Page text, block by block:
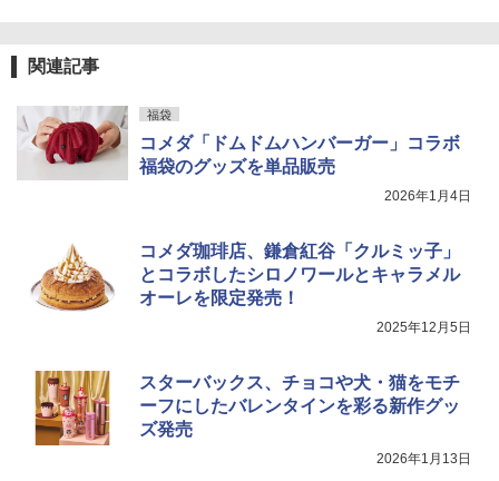
関連記事
福袋
コメダ「ドムドムハンバーガー」コラボ
福袋のグッズを単品販売
2026年1月4日
コメダ珈琲店、鎌倉紅谷「クルミッ子」
とコラボしたシロノワールとキャラメル
オーレを限定発売！
2025年12月5日
スターバックス、チョコや犬・猫をモチ
ーフにしたバレンタインを彩る新作グッ
ズ発売
2026年1月13日